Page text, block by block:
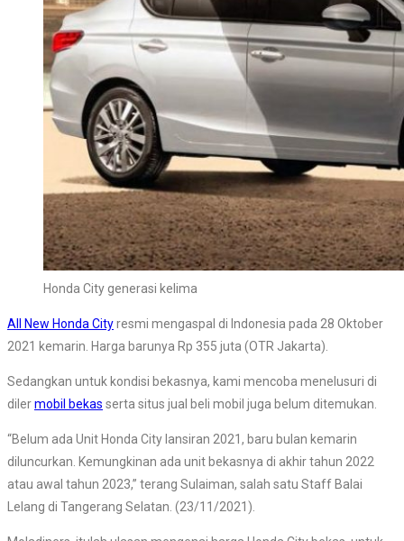
Honda City generasi kelima
All New Honda Cityresmi mengaspal di Indonesia pada 28 Oktober
2021 kemarin. Harga barunya Rp 355 juta (OTR Jakarta).
Sedangkan untuk kondisi bekasnya, kami mencoba menelusuri di
dilermobil bekas serta situs jual beli mobil juga belum ditemukan.
“Belum ada Unit Honda City lansiran 2021, baru bulan kemarin
diluncurkan. Kemungkinan ada unit bekasnya di akhir tahun 2022
atau awal tahun 2023,” terang Sulaiman, salah satu Staff Balai
Lelang di Tangerang Selatan. (23/11/2021).